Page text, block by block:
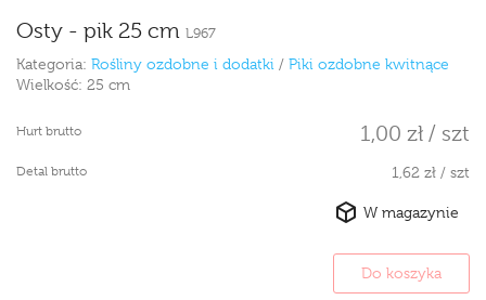
Osty - pik 25 cm L967
Kategoria: Rośliny ozdobne i dodatki / Piki ozdobne kwitnące
Wielkość: 25 cm
Hurt brutto 1,00 zł / szt
Detal brutto 1,62 zł / szt
W magazynie
Do koszyka